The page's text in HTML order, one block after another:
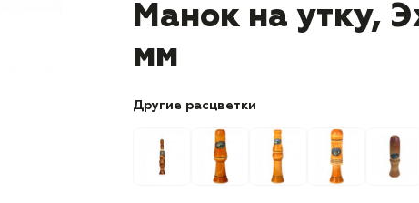
Манок на утку,
мм
Другие расцветки